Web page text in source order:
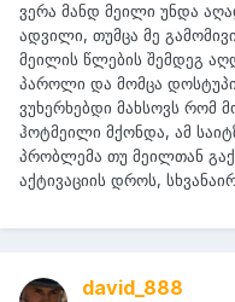
ვერა მანდ მეილი უნდა
ადვილი, თუმცა მე
მეილის წლების შემდეგ
პაროლი და მომცა
ვუხერხებდი მახსოვს რომ
ჰოტმეილი მქონდა, ამ
პრობლემა თუ მეილთან
აქტივაციის დროს,
david_888